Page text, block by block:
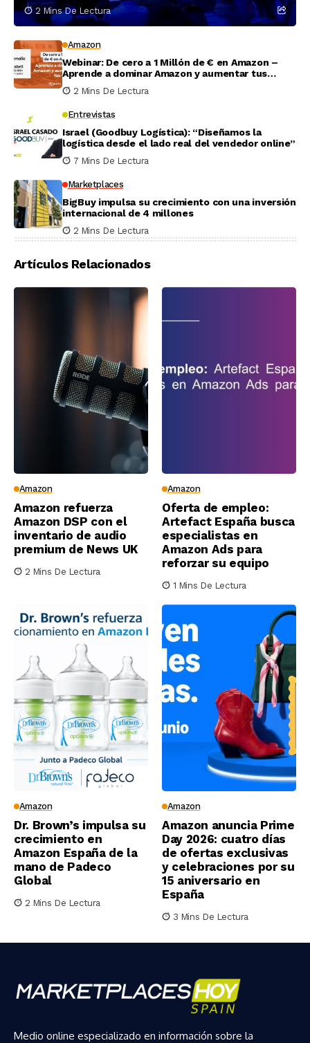
2 Mins De Lectura
Amazon
Webinar: De cero a 1 Millón de € en Amazon –
Aprende a dominar Amazon y aumentar tus
ventas
2 Mins De Lectura
Entrevistas
Israel (Goodbuy Logística): “Diseñamos la
logística desde el lado real del vendedor online”
7 Mins De Lectura
Marketplaces
BigBuy impulsa su crecimiento con una inversión
internacional de 4 millones
2 Mins De Lectura
Artículos Relacionados
Amazon
Amazon refuerza
Amazon DSP con el
inventario de audio
premium de News UK
2 Mins De Lectura
Amazon
Oferta de empleo:
Artefact España busca
especialistas en
Amazon Ads para
reforzar su equipo
1 Mins De Lectura
Amazon
Dr. Brown’s impulsa su
crecimiento en
Amazon España de la
mano de Padeco
Global
2 Mins De Lectura
Amazon
Amazon anuncia Prime
Day 2026: cuatro días
de ofertas exclusivas
y celebraciones por su
15 aniversario en
España
3 Mins De Lectura
Medio online especializado en información sobre la